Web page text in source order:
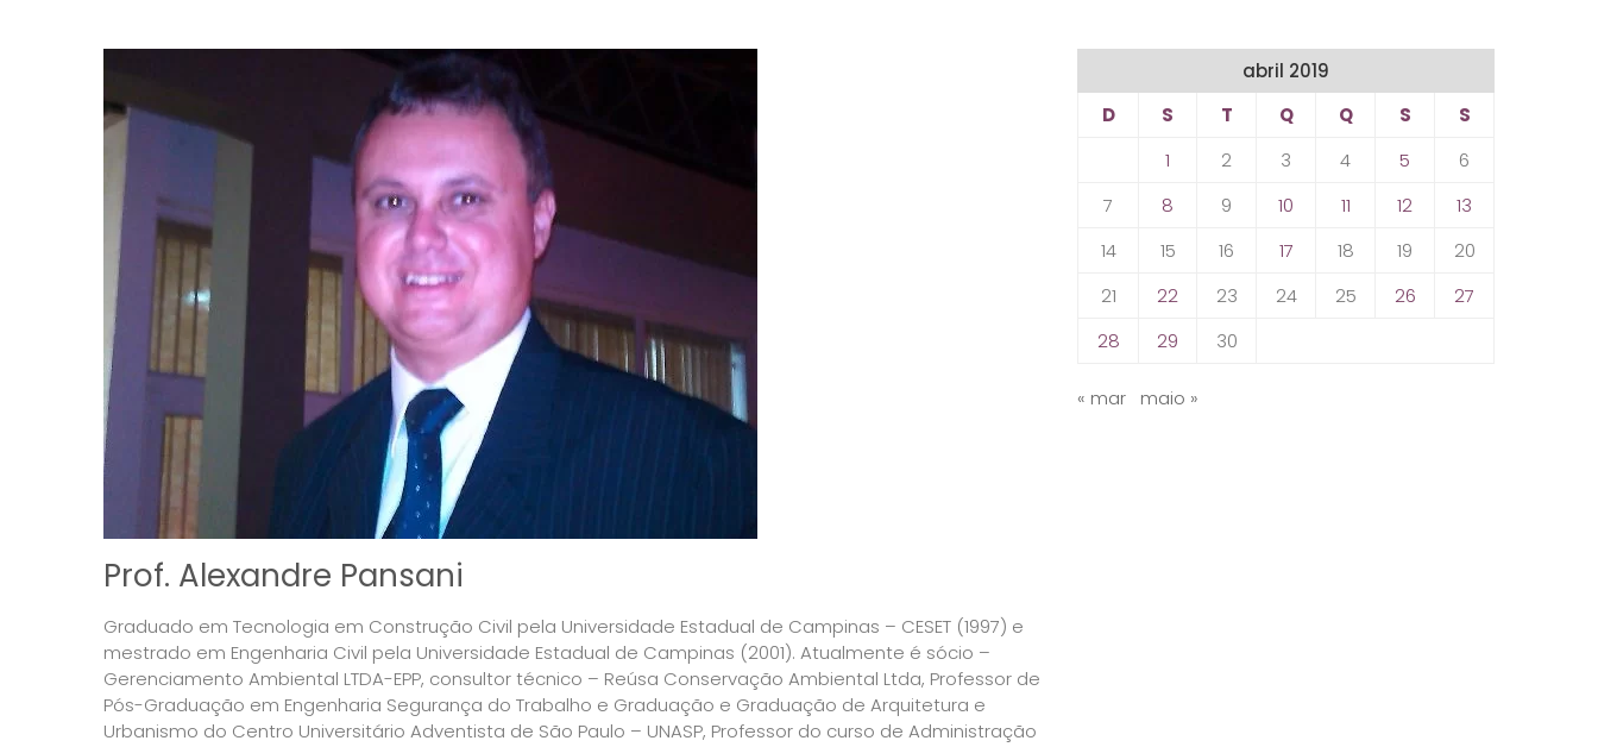
Prof. Alexandre Pansani
Graduado em Tecnologia em Construção Civil pela Universidade Estadual de Campinas – CESET (1997) e
mestrado em Engenharia Civil pela Universidade Estadual de Campinas (2001). Atualmente é sócio –
Gerenciamento Ambiental LTDA-EPP, consultor técnico – Reúsa Conservação Ambiental Ltda, Professor de
Pós-Graduação em Engenharia Segurança do Trabalho e Graduação e Graduação de Arquitetura e
Urbanismo do Centro Universitário Adventista de São Paulo – UNASP, Professor do curso de Administração
abril 2019
D
S T Q Q S
S
1
2 3 4 5
6
7
8 9 10 11 12
13
14
15 16 17 18 19
20
21
22 23 24 25 26
27
28
29 30
« mar maio »